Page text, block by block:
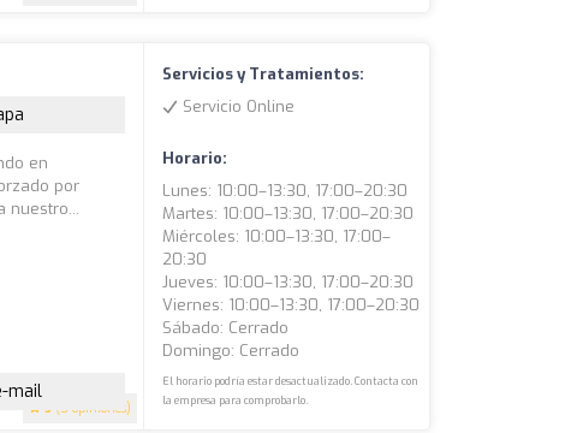
5 (5 opiniones)
en
por
nuestro...
mail
Servicios y Tratamientos:
Servicio Online
Horario:
Lunes: 10:00–13:30, 17:00–20:30
Martes: 10:00–13:30, 17:00–20:30
Miércoles: 10:00–13:30, 17:00–
20:30
Jueves: 10:00–13:30, 17:00–20:30
Viernes: 10:00–13:30, 17:00–20:30
Sábado: Cerrado
Domingo: Cerrado
El horario podría estar desactualizado. Contacta con
la empresa para comprobarlo.